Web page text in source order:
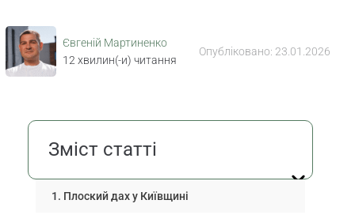
Євгеній Мартиненко
12 хвилин(-и) читання
Опубліковано: 23.01.2026
Зміст статті
Плоский дах у Київщині